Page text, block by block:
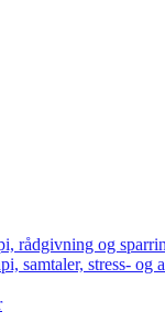
rådgivning og
samtaler, stress- og